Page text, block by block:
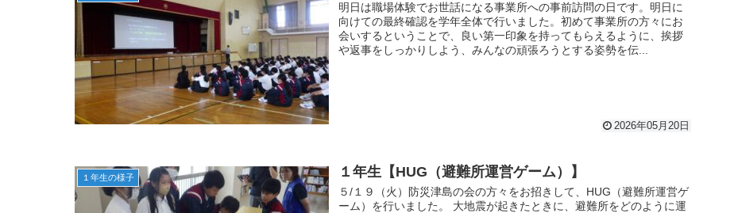
明日は職場体験でお世話になる事業所への事前訪問の日です。明日に
向けての最終確認を学年全体で行いました。初めて事業所の方々にお
会いするということで、良い第一印象を持ってもらえるように、挨拶
や返事をしっかりしよう、みんなの頑張ろうとする姿勢を伝...
2026年05月20日
１年生の様子 １年生【HUG（避難所運営ゲーム）】
５/１９（火）防災津島の会の方々をお招きして、HUG（避難所運営ゲ
ーム）を行いました。 大地震が起きたときに、避難所をどのように運